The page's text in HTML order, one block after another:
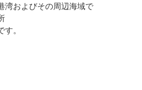
湾およびその周辺海域で
。